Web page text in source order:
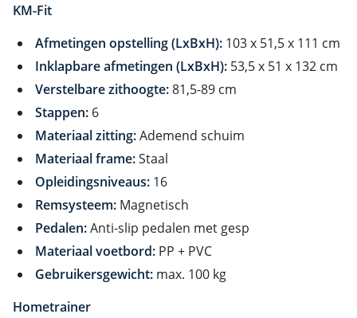
KM-Fit
Afmetingen opstelling (LxBxH): 103 x 51,5 x 111 cm
Inklapbare afmetingen (LxBxH): 53,5 x 51 x 132 cm
Verstelbare zithoogte:81,5-89 cm
Stappen: 6
Materiaal zitting:Ademend schuim
Materiaal frame:Staal
Opleidingsniveaus: 16
Remsysteem: Magnetisch
Pedalen:Anti-slip pedalen met gesp
Materiaal voetbord: PP + PVC
Gebruikersgewicht: max. 100 kg
Hometrainer